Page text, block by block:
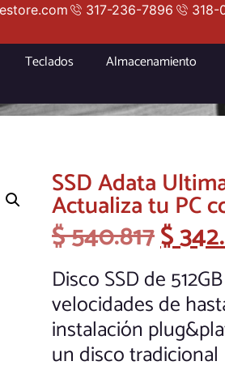
317-236-7896 318-
Teclados Almacenamiento
SSD Adata
Actualiza tu PC
$540.817$
Disco SSD de
velocidades de
instalación
un disco tradicional